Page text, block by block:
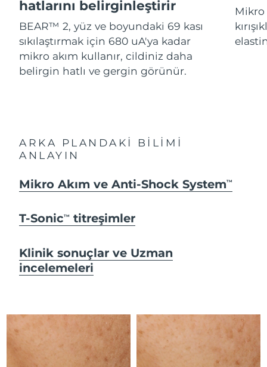
hatlarını belirginleştirir
BEAR™ 2, yüz ve boyundaki 69 kası
sıkılaştırmak için 680 uA'ya kadar
mikro akım kullanır, cildiniz daha
belirgin hatlı ve gergin görünür.
Mikro
ARKA PLANDAKİ BİLİMİ
ANLAYIN
Mikro Akım ve Anti-Shock SystemTM
T-SonicTM titreşimler
Klinik sonuçlar ve Uzman
incelemeleri
For healthy hair
18% PAP
FOREO APP
İsrail Tahmini teslim tarihi 8/13/26
İtalya Tahmini teslim tarihi 8/9/26
Japonya Tahmini teslim tarihi
Kuveyt
Letonya Tahmini teslim tarihi8/9/26
Lübnan
Lüksemburg
Malezya Tahmini teslim tarihi8/12/26
Malta Tahmini teslim tarihi 8/9/26